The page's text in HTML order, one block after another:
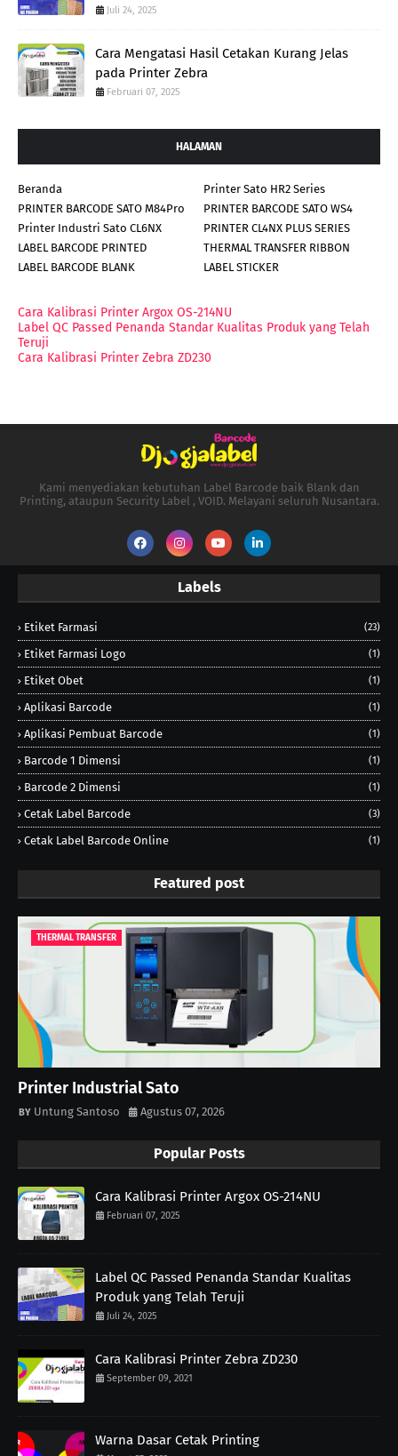
Juli 24, 2025
Cara Mengatasi Hasil Cetakan Kurang Jelas
pada Printer Zebra
Februari 07, 2025
HALAMAN
Beranda
Printer Sato HR2 Series
PRINTER BARCODE SATO M84Pro
PRINTER BARCODE SATO WS4
Printer Industri Sato CL6NX
PRINTER CL4NX PLUS SERIES
LABEL BARCODE PRINTED
THERMAL TRANSFER RIBBON
LABEL BARCODE BLANK
LABEL STICKER
Cara Kalibrasi Printer Argox OS-214NU
Label QC Passed Penanda Standar Kualitas Produk yang Telah
Teruji
Cara Kalibrasi Printer Zebra ZD230
Kami menyediakan kebutuhan Label Barcode baik Blank dan
Printing, ataupun Security Label , VOID. Melayani seluruh Nusantara.
Labels
Etiket Farmasi (23)
Etiket Farmasi Logo (1)
Etiket Obet (1)
Aplikasi Barcode (1)
Aplikasi Pembuat Barcode (1)
Barcode 1 Dimensi (1)
Barcode 2 Dimensi (1)
Cetak Label Barcode (3)
Cetak Label Barcode Online (1)
Featured post
THERMAL TRANSFER
Printer Industrial Sato
Untung Santoso Agustus 07, 2026
Popular Posts
Cara Kalibrasi Printer Argox OS-214NU
Februari 07, 2025
Label QC Passed Penanda Standar Kualitas
Produk yang Telah Teruji
Juli 24, 2025
Cara Kalibrasi Printer Zebra ZD230
September 09, 2021
Warna Dasar Cetak Printing